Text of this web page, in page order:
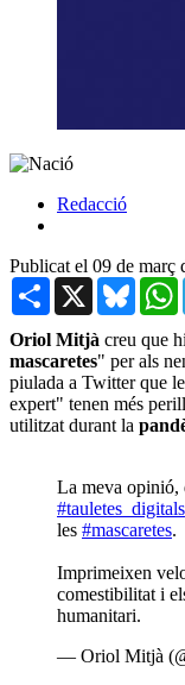
Redacció
Publicat el 09 de març
Share X
Oriol Mitjà creu que
mascaretes" per als
piulada a Twitter que
expert" tenen més
utilitzat durant la
La meva opinió,
#tauletes_digitals
les #mascaretes.
Imprimeixen
comestibilitat i
humanitari.
— Oriol Mitjà